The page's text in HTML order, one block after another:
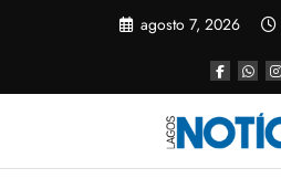
agosto 7, 2026